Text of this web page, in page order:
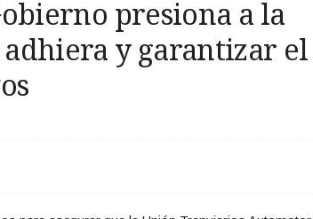
presiona a la
adhiera y garantizar el